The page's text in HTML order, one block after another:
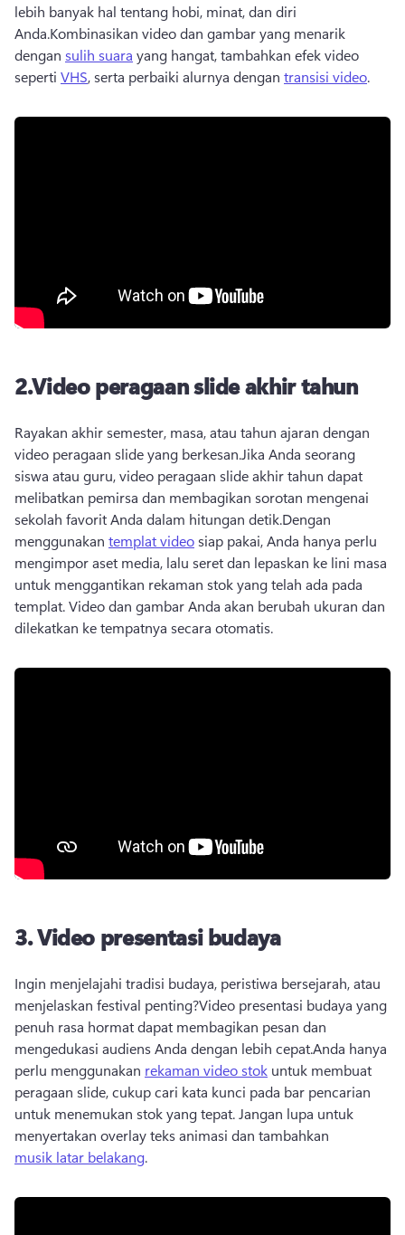
lebih banyak hal tentang hobi, minat, dan diri
Anda.Kombinasikan video dan gambar yang menarik
dengan sulih suara yang hangat, tambahkan efek video
seperti VHS, serta perbaiki alurnya dengan transisi video.
2.Video peragaan slide akhir tahun
Rayakan akhir semester, masa, atau tahun ajaran dengan
video peragaan slide yang berkesan.Jika Anda seorang
siswa atau guru, video peragaan slide akhir tahun dapat
melibatkan pemirsa dan membagikan sorotan mengenai
sekolah favorit Anda dalam hitungan detik.Dengan
menggunakan templat video siap pakai, Anda hanya perlu
mengimpor aset media, lalu seret dan lepaskan ke lini masa
untuk menggantikan rekaman stok yang telah ada pada
templat. Video dan gambar Anda akan berubah ukuran dan
dilekatkan ke tempatnya secara otomatis.
3.Video presentasi budaya
Ingin menjelajahi tradisi budaya, peristiwa bersejarah, atau
menjelaskan festival penting?Video presentasi budaya yang
penuh rasa hormat dapat membagikan pesan dan
mengedukasi audiens Anda dengan lebih cepat.Anda hanya
perlu menggunakan rekaman video stok untuk membuat
peragaan slide, cukup cari kata kunci pada bar pencarian
untuk menemukan stok yang tepat. Jangan lupa untuk
menyertakan overlay teks animasi dan tambahkan
musik latar belakang.